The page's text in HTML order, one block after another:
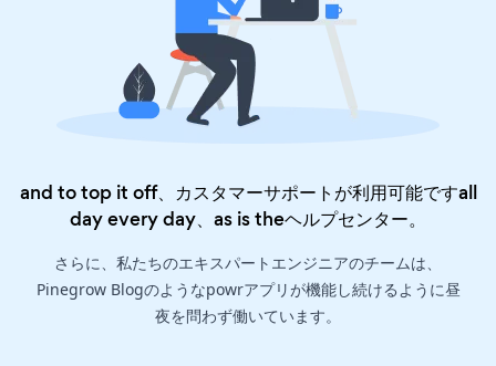
and to top it off、カスタマーサポートが利用可能ですall
day every day、as is theヘルプセンター。
さらに、私たちのエキスパートエンジニアのチームは、
Pinegrow Blogのようなpowrアプリが機能し続けるように昼
夜を問わず働いています。